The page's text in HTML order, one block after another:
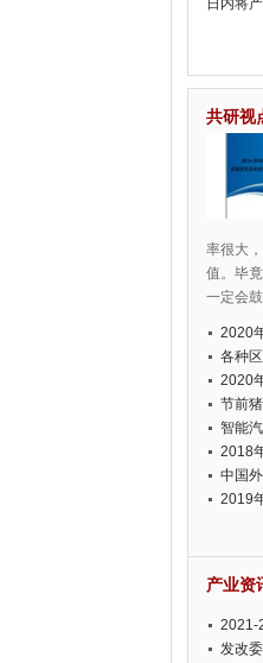
日内将
共研视
率很大
值。毕
一定会
2020
各种
2020
节前
智能
2018
中国
2019
产业资
2021-
投资
发改